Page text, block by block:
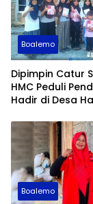
Boalemo
Dipimpin Catur
HMC Peduli
Hadir di Desa
Boalemo